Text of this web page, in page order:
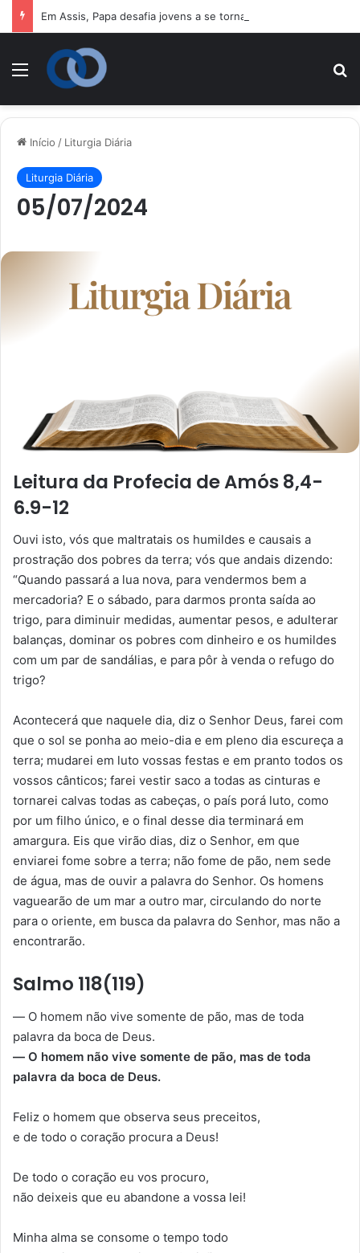
Em Assis, Papa desafia jovens a se tornarem “novos santos”
Menu
Início / Liturgia Diária
Liturgia Diária
05/07/2024
Leitura da Profecia de Amós 8,4-
6.9-12
Ouvi isto, vós que maltratais os humildes e causais a
prostração dos pobres da terra; vós que andais dizendo:
“Quando passará a lua nova, para vendermos bem a
mercadoria? E o sábado, para darmos pronta saída ao
trigo, para diminuir medidas, aumentar pesos, e adulterar
balanças, dominar os pobres com dinheiro e os humildes
com um par de sandálias, e para pôr à venda o refugo do
trigo?
Acontecerá que naquele dia, diz o Senhor Deus, farei com
que o sol se ponha ao meio-dia e em pleno dia escureça a
terra; mudarei em luto vossas festas e em pranto todos os
vossos cânticos; farei vestir saco a todas as cinturas e
tornarei calvas todas as cabeças, o país porá luto, como
por um filho único, e o final desse dia terminará em
amargura. Eis que virão dias, diz o Senhor, em que
enviarei fome sobre a terra; não fome de pão, nem sede
de água, mas de ouvir a palavra do Senhor. Os homens
vaguearão de um mar a outro mar, circulando do norte
para o oriente, em busca da palavra do Senhor, mas não a
encontrarão.
Salmo 118(119)
— O homem não vive somente de pão, mas de toda
palavra da boca de Deus.
— O homem não vive somente de pão, mas de toda
palavra da boca de Deus.
Feliz o homem que observa seus preceitos,
e de todo o coração procura a Deus!
De todo o coração eu vos procuro,
não deixeis que eu abandone a vossa lei!
Minha alma se consome o tempo todo